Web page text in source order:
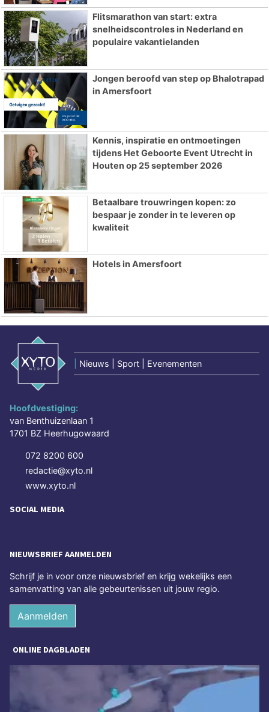
Flitsmarathon van start: extra
snelheidscontroles in Nederland en
populaire vakantielanden
Jongen beroofd van step op Bhalotrapad
in Amersfoort
Kennis, inspiratie en ontmoetingen
tijdens Het Geboorte Event Utrecht in
Houten op 25 september 2026
Betaalbare trouwringen kopen: zo
bespaar je zonder in te leveren op
kwaliteit
Hotels in Amersfoort
Nieuws | Sport | Evenementen
Hoofdvestiging:
van Benthuizenlaan 1
1701 BZ Heerhugowaard
072 8200 600
redactie@xyto.nl
www.xyto.nl
SOCIAL MEDIA
NIEUWSBRIEF AANMELDEN
Schrijf je in voor onze nieuwsbrief en krijg wekelijks een
samenvatting van alle gebeurtenissen uit jouw regio.
Aanmelden
ONLINE DAGBLADEN